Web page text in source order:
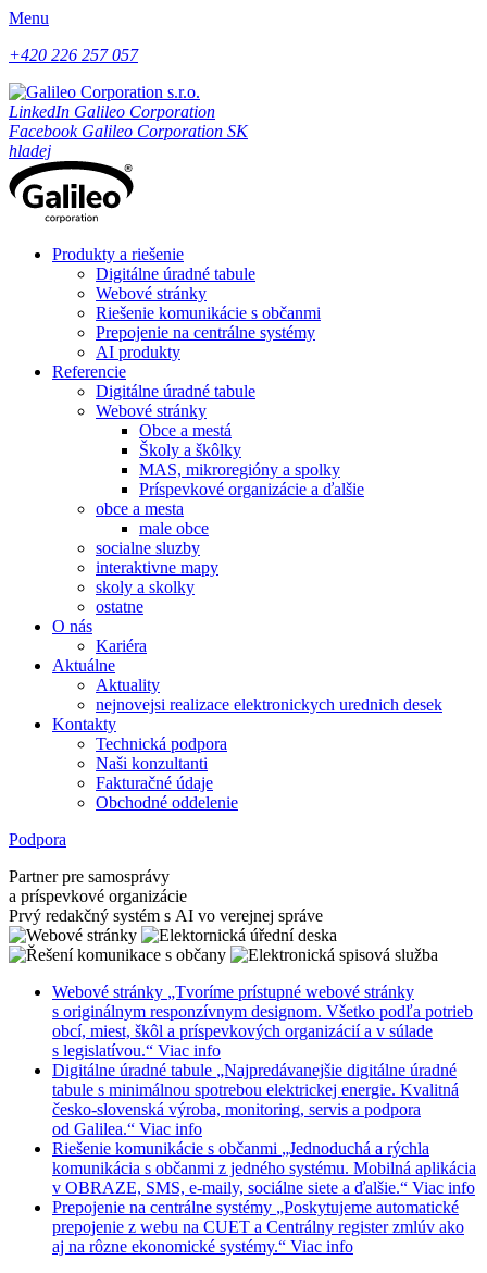
Menu
+420 226 257 057
LinkedIn Galileo Corporation
Facebook Galileo Corporation SK
hladej
Produkty a riešenie
Digitálne úradné tabule
Webové stránky
Riešenie komunikácie s občanmi
Prepojenie na centrálne systémy
AI produkty
Referencie
Digitálne úradné tabule
Webové stránky
Obce a mestá
Školy a škôlky
MAS, mikroregióny a spolky
Príspevkové organizácie a ďalšie
obce a mesta
male obce
socialne sluzby
interaktivne mapy
skoly a skolky
ostatne
O nás
Kariéra
Aktuálne
Aktuality
nejnovejsi realizace elektronickych urednich desek
Kontakty
Technická podpora
Naši konzultanti
Fakturačné údaje
Obchodné oddelenie
Podpora
Partner pre samosprávy
a príspevkové organizácie
Prvý redakčný systém s AI vo verejnej správe
Webové stránky „Tvoríme prístupné webové stránky
s originálnym responzívnym designom. Všetko podľa potrieb
obcí, miest, škôl a príspevkových organizácií a v súlade
s legislatívou.“ Viac info
Digitálne úradné tabule „Najpredávanejšie digitálne úradné
tabule s minimálnou spotrebou elektrickej energie. Kvalitná
česko-slovenská výroba, monitoring, servis a podpora
od Galilea.“ Viac info
Riešenie komunikácie s občanmi „Jednoduchá a rýchla
komunikácia s občanmi z jedného systému. Mobilná aplikácia
v OBRAZE, SMS, e-maily, sociálne siete a ďalšie.“ Viac info
Prepojenie na centrálne systémy „Poskytujeme automatické
prepojenie z webu na CUET a Centrálny register zmlúv ako
aj na rôzne ekonomické systémy.“ Viac info